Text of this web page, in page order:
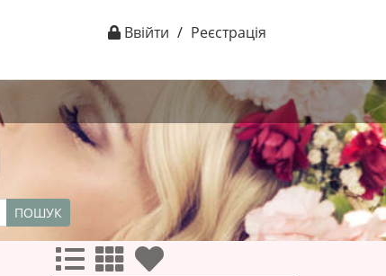
Ввійти / Реєстрація
ПОШУК